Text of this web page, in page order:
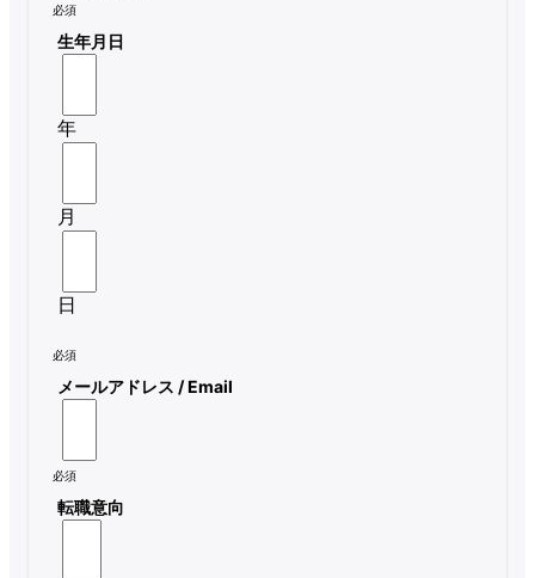
必須
生年月日
年
月
日
必須
メールアドレス / Email
必須
転職意向